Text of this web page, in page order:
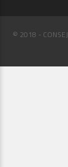
© 2018 -